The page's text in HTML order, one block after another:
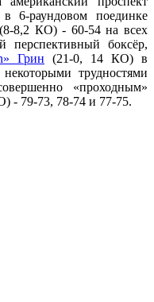
раундовом поединке
(8-8,2 КО) - 60-54 на всех
перспективный боксёр,
Грин (21-0, 14 КО) в
трудностями
«проходным»
- 79-73, 78-74 и 77-75.